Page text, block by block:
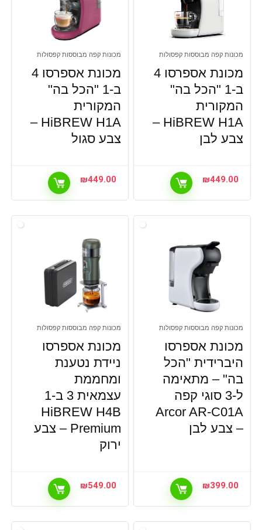
מכונות קפה מבוססות קפסולות
מכונת אספרסו 4
ב-1 "הכל בה"
המקורית
HiBREW H1A –
צבע לבן
₪449.00
מכונות קפה מבוססות קפסולות
מכונת אספרסו 4
ב-1 "הכל בה"
המקורית
HiBREW H1A –
צבע סגול
₪449.00
מכונות קפה מבוססות קפסולות
מכונת אספרסו
היברידית "הכל
בה" – מתאימה
ל-3 סוגי קפה
Arcor AR-C01A
– צבע לבן
₪399.00
מכונות קפה מבוססות קפסולות
מכונת אספרסו
ניידת נטענת
ומחממת
עצמאית 3 ב-1
HiBREW H4B
Premium – צבע
ירוק
₪549.00